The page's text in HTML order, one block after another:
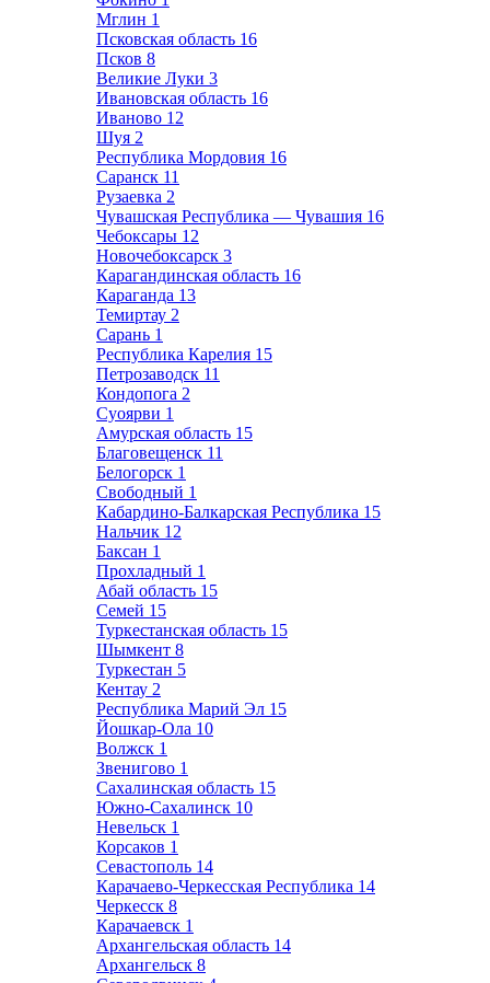
Мглин 1
Псковская область 16
Псков 8
Великие Луки 3
Ивановская область 16
Иваново 12
Шуя 2
Республика Мордовия 16
Саранск 11
Рузаевка 2
Чувашская Республика — Чувашия 16
Чебоксары 12
Новочебоксарск 3
Карагандинская область 16
Караганда 13
Темиртау 2
Сарань 1
Республика Карелия 15
Петрозаводск 11
Кондопога 2
Суоярви 1
Амурская область 15
Благовещенск 11
Белогорск 1
Свободный 1
Кабардино-Балкарская Республика 15
Нальчик 12
Баксан 1
Прохладный 1
Абай область 15
Семей 15
Туркестанская область 15
Шымкент 8
Туркестан 5
Кентау 2
Республика Марий Эл 15
Йошкар-Ола 10
Волжск 1
Звенигово 1
Сахалинская область 15
Южно-Сахалинск 10
Невельск 1
Корсаков 1
Севастополь 14
Карачаево-Черкесская Республика 14
Черкесск 8
Карачаевск 1
Архангельская область 14
Архангельск 8